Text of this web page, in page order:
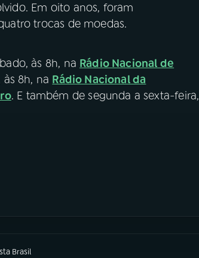
Em oito anos, foram
trocas de moedas.
às 8h, na Rádio Nacional de
8h, na Rádio Nacional da
. E também de segunda a sexta-feira,
Brasil